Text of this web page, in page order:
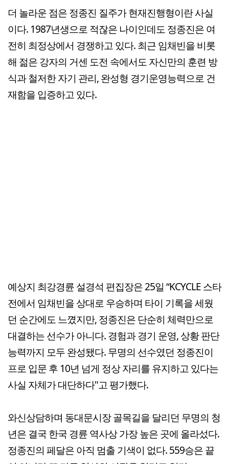
더 놀라운 점은 정종진 질주가 현재진행형이란 사실
이다. 1987년생으로 적잖은 나이인데도 정종진은 여
전히 최정상에서 경쟁하고 있다. 최근 임채빈을 비롯
해 젊은 강자의 거센 도전 속에서도 자신만의 훈련 방
식과 철저한 자기 관리, 완성형 경기운영능력으로 건
재함을 입증하고 있다.
예상지 최강경륜 설경석 편집장은 25일 “KCYCLE 스타
전에서 임채빈을 상대로 우승하며 타이 기록을 세웠
던 순간에도 느꼈지만, 정종진은 단순히 체력만으로
대결하는 선수가 아니다. 경험과 경기 운영, 상황 판단
능력까지 모두 완성됐다. 무명의 선수였던 정종진이
프로 입문 후 10년 넘게 정상 자리를 유지하고 있다는
사실 자체가 대단하다"고 평가했다.
와신상담하며 동대문시장 골목길을 달리던 무명의 청
년은 결국 한국 경륜 역사상 가장 높은 곳에 올라섰다.
정종진의 페달은 아직 멈출 기색이 없다. 559승은 끝